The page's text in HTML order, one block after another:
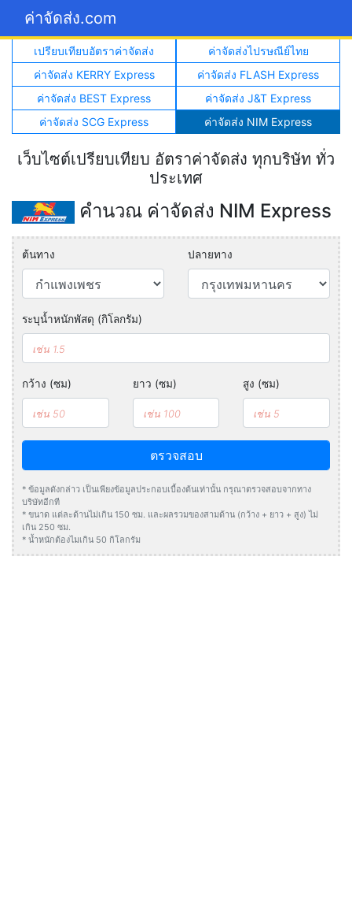
ค่าจัดส่ง.com
เปรียบเทียบอัตราค่าจัดส่ง
ค่าจัดส่งไปรษณีย์ไทย
ค่าจัดส่ง KERRY Express
ค่าจัดส่ง FLASH Express
ค่าจัดส่ง BEST Express
ค่าจัดส่ง J&T Express
ค่าจัดส่ง SCG Express
ค่าจัดส่ง NIM Express
เว็บไซต์เปรียบเทียบ อัตราค่าจัดส่ง ทุกบริษัท ทั่ว
ประเทศ
คำนวณ ค่าจัดส่ง NIM Express
ต้นทาง ปลายทาง
ระบุน้ำหนักพัสดุ (กิโลกรัม)
กว้าง (ซม) ยาว (ซม) สูง (ซม)
ตรวจสอบ
* ข้อมูลดังกล่าว เป็นเพียงข้อมูลประกอบเบื้องต้นเท่านั้น กรุณาตรวจสอบจากทาง
บริษัทอีกที
* ขนาด แต่ละด้านไม่เกิน 150 ซม. และผลรวมของสามด้าน (กว้าง + ยาว + สูง) ไม่
เกิน 250 ซม.
* น้ำหนักต้องไมเกิน 50 กิโลกรัม